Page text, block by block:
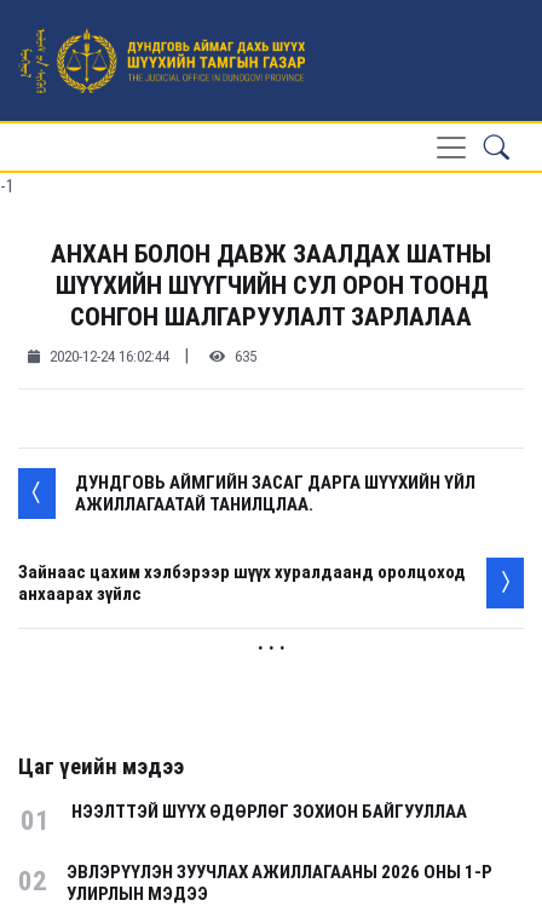
-1
АНХАН БОЛОН ДАВЖ ЗААЛДАХ ШАТНЫ
ШҮҮХИЙН ШҮҮГЧИЙН СУЛ ОРОН ТООНД
СОНГОН ШАЛГАРУУЛАЛТ ЗАРЛАЛАА
2020-12-24 16:02:44 | 635
ДУНДГОВЬ АЙМГИЙН ЗАСАГ ДАРГА ШҮҮХИЙН ҮЙЛ
АЖИЛЛАГААТАЙ ТАНИЛЦЛАА.
Зайнаас цахим хэлбэрээр шүүх хуралдаанд оролцоход
анхаарах зүйлс
. . .
Цаг үеийн мэдээ
01 НЭЭЛТТЭЙ ШҮҮХ ӨДӨРЛӨГ ЗОХИОН БАЙГУУЛЛАА
02
ЭВЛЭРҮҮЛЭН ЗУУЧЛАХ АЖИЛЛАГААНЫ 2026 ОНЫ 1-Р
УЛИРЛЫН МЭДЭЭ